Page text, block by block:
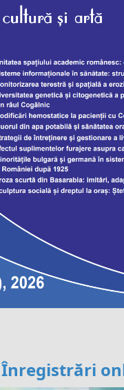
Înregistrări